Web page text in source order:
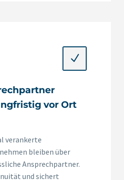
N
N
vor Ort
verankerte
bleiben über
Ansprechpartner.
und sichert